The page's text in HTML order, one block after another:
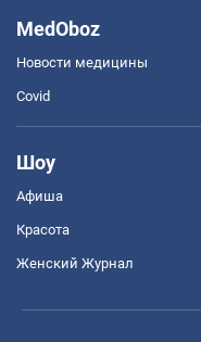
MedOboz
Новости медицины
Covid
Шоу
Афиша
Красота
Женский Журнал